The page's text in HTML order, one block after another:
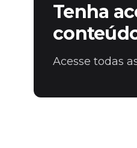
Tenha
Acesse todas